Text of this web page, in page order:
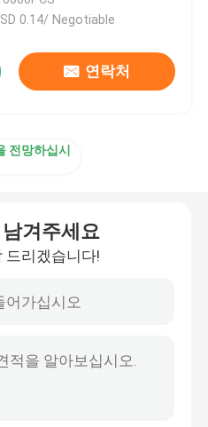
0.14/ Negotiable
연락처
전망하십시
겨주세요
드리겠습니다!